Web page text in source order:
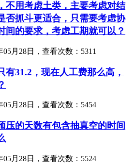
不用考虑土类，主要考虑对结
否抓斗更适合，只需要考虑协
间的要求，考虑工期就可以？
05月28日，查看次数：5311
有31.2，现在人工费那么高，
05月28日，查看次数：5454
压的天数有包含抽真空的时间
05月28日，查看次数：5524